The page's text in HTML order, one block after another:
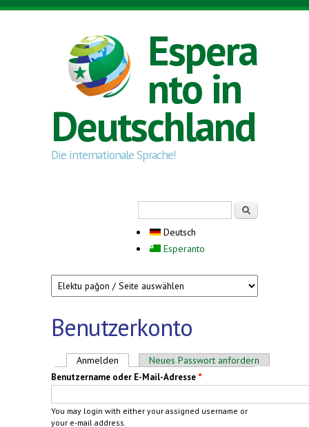
Direkt zum Inhalt
Espera
nto in
Deutschland
Die internationale Sprache!
Deutsch
Esperanto
Benutzerkonto
Haupt-Reiter
Anmelden (aktiver Reiter)
Neues Passwort anfordern
Benutzername oder E-Mail-Adresse *
You may login with either your assigned username or
your e-mail address.